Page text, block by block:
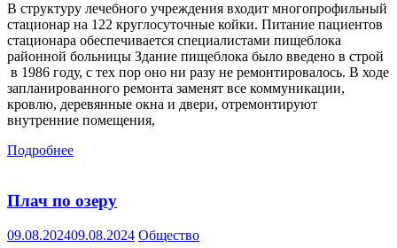
В структуру лечебного учреждения входит многопрофильный
стационар на 122 круглосуточные койки. Питание пациентов
стационара обеспечивается специалистами пищеблока
районной больницы Здание пищеблока было введено в строй
в 1986 году, с тех пор оно ни разу не ремонтировалось. В ходе
запланированного ремонта заменят все коммуникации,
кровлю, деревянные окна и двери, отремонтируют
внутренние помещения,
Подробнее
Плач по озеру
09.08.202409.08.2024 Общество